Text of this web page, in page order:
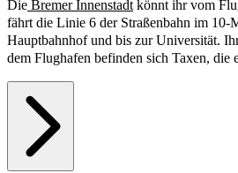
Die Bremer Innenstadt könnt ihr vom
fährt die Linie 6 der Straßenbahn im 10-
Hauptbahnhof und bis zur Universität.
dem Flughafen befinden sich Taxen,